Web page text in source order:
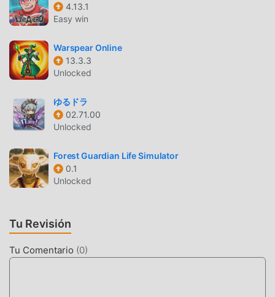
recientemente, ganó muchos fanáticos en todo el mundo
que aman los juegos de rpg . Si desea descargar este
juego, como el sitio de descarga de juegos gratuitos mod
apk más grande del mundo, moddroid es su mejor opción.
moddroid no solo te brinda la última versión deEchoes of
Eternity1.0.35gratis, sino que también proporciona Free
mod gratis, ayudándote a ahorrar la tarea mecánica
repetitiva en el juego, así que puedes concentrarte en
disfrutar la alegría que trae el juego en sí. moddroid
cobrará a los jugadores ninguna tarifa, y es 100% seguro,
disponible y de instalación gratuita. Simplemente
descargue el cliente moddroid, puede descargar e instalar
JUGABILIDAD ÚNICA
4.13.1
Easy win
Warspear Online
13.3.3
Unlocked
ゆるドラ
02.71.00
Unlocked
Forest Guardian Life Simulator
0.1
Unlocked
Tu Revisión
Tu Comentario (0)